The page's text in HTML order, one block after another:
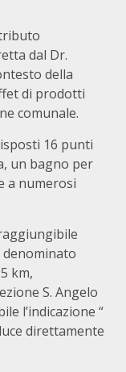
dal Dr.
della
di prodotti
comunale.
16 punti
un bagno per
a numerosi
denominato
km,
S. Angelo
l’indicazione “
direttamente